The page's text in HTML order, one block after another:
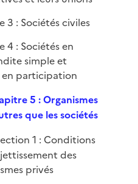
3 : Sociétés civiles
4 : Sociétés en
simple et
en participation
5 : Organismes
que les sociétés
1 : Conditions
des
privés